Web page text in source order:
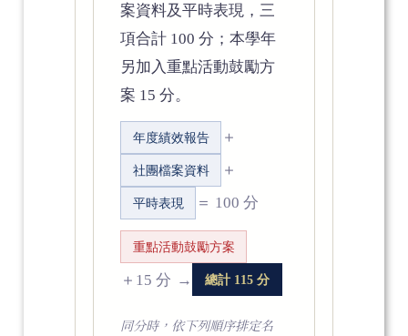
案資料及平時表現，三
項合計 100 分；本學年
另加入重點活動鼓勵方
案 15 分。
年度績效報告 ＋
社團檔案資料 ＋
平時表現 ＝ 100 分
重點活動鼓勵方案
＋15 分 → 總計 115 分
同分時，依下列順序排定名